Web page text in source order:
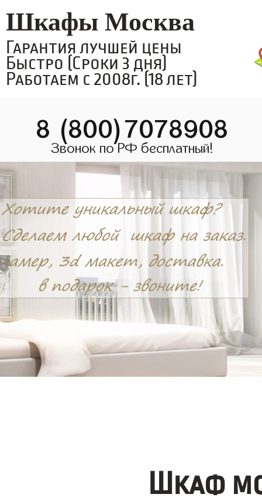
Шкафы Москва
Гарантия лучшей цены
Быстро (Сроки 3 дня)
Работаем с 2008г. (18 лет)
8 (800)7078908
Звонок по РФ бесплатный!
Шкаф